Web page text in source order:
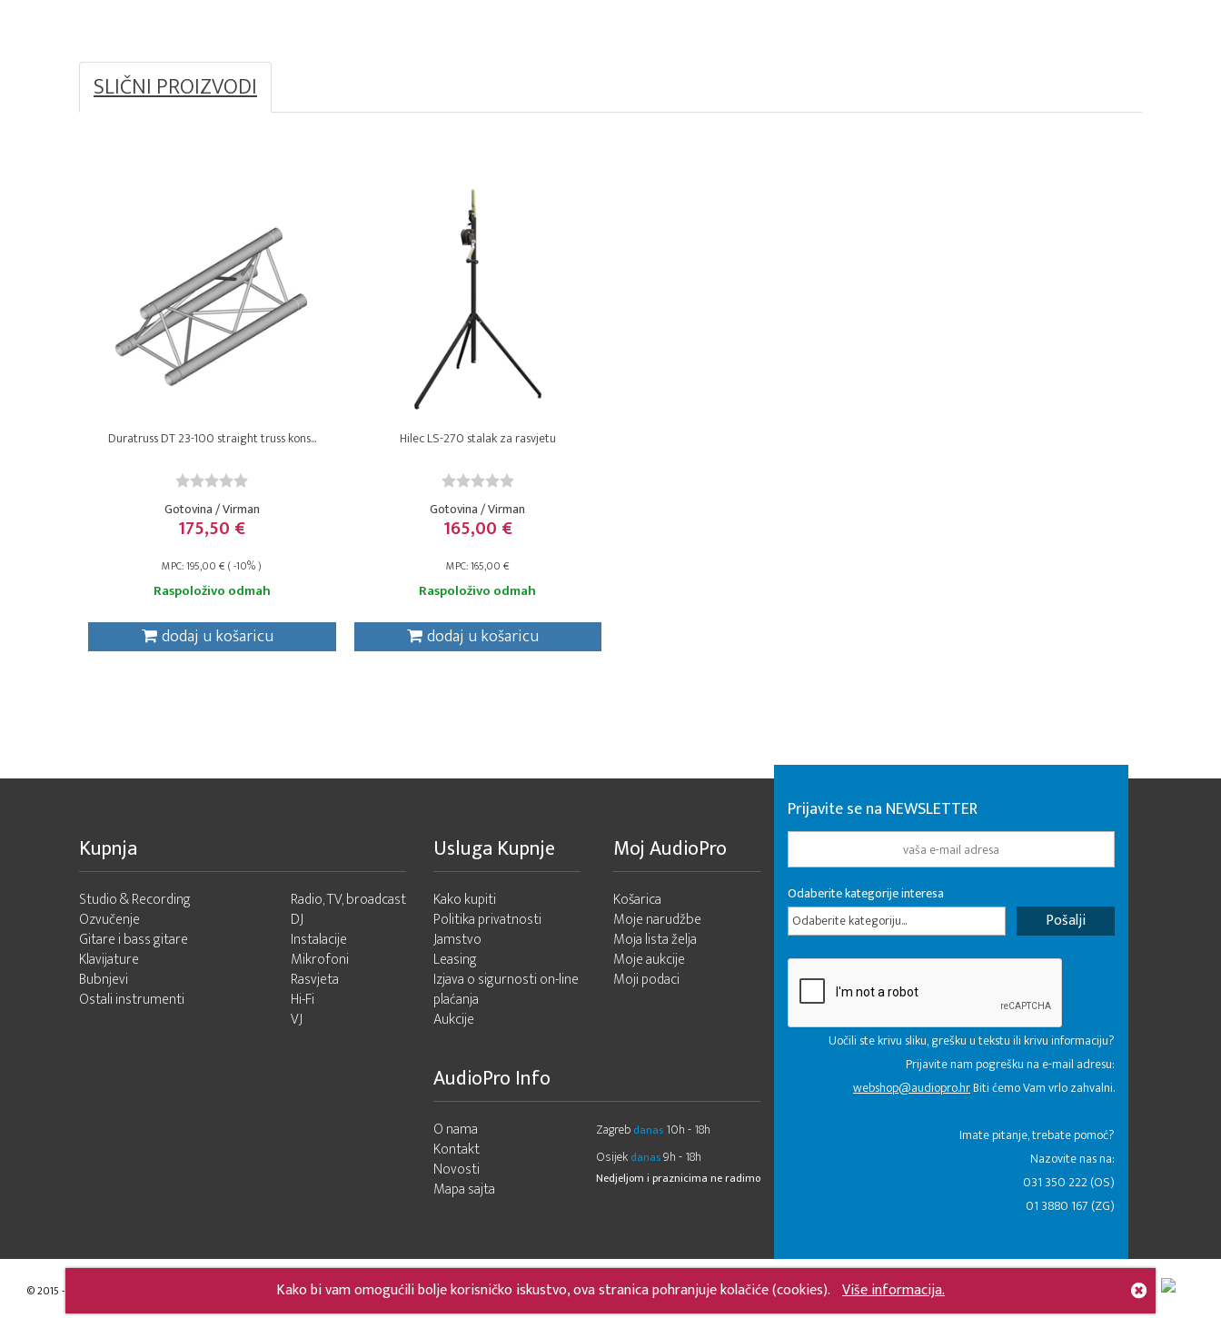
SLIČNI PROIZVODI
Duratruss DT 23-100 straight truss kons...
Gotovina / Virman
175,50 €
MPC: 195,00 € ( -10% )
Raspoloživo odmah
dodaj u košaricu
Hilec LS-270 stalak za rasvjetu
Gotovina / Virman
165,00 €
MPC: 165,00 €
Raspoloživo odmah
dodaj u košaricu
Kako bi vam omogućili bolje korisničko iskustvo, ova stranica pohranjuje kolačiće (cookies). Više informacija.
Kupnja
Studio & Recording
Ozvučenje
Gitare i bass gitare
Klavijature
Bubnjevi
Ostali instrumenti
Radio, TV, broadcast
DJ
Instalacije
Mikrofoni
Rasvjeta
Hi-Fi
VJ
Usluga Kupnje
Kako kupiti
Politika privatnosti
Jamstvo
Leasing
Izjava o sigurnosti on-line
plaćanja
Aukcije
Moj AudioPro
Košarica
Moje narudžbe
Moja lista želja
Moje aukcije
Moji podaci
AudioPro Info
O nama
Kontakt
Novosti
Mapa sajta
Zagreb danas 10h - 18h
Osijek danas9h - 18h
Nedjeljom i praznicima ne radimo
Prijavite se na NEWSLETTER
Odaberite kategorije interesa
Odaberite kategoriju...
Uočili ste krivu sliku, grešku u tekstu ili krivu informaciju?
Prijavite nam pogrešku na e-mail adresu:
webshop@audiopro.hrBiti ćemo Vam vrlo zahvalni.
​Imate pitanje, trebate pomoć?
Nazovite nas na:
031 350 222 (OS)
01 3880 167 (ZG)
© 2015 - 2026 Audio Pro Artist Developed by LABNET.RS